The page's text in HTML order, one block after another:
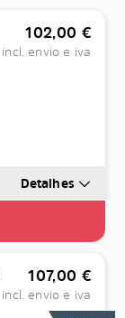
102,00 €
incl. envio e iva
Detalhes
107,00 €
incl. envio e iva